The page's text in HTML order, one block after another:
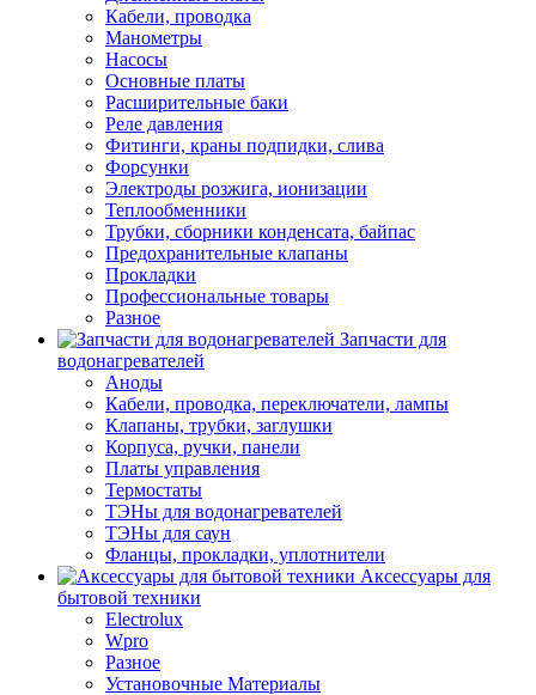
Кабели, проводка
Манометры
Насосы
Основные платы
Расширительные баки
Реле давления
Фитинги, краны подпидки, слива
Форсунки
Электроды розжига, ионизации
Теплообменники
Трубки, сборники конденсата, байпас
Предохранительные клапаны
Прокладки
Профессиональные товары
Разное
Запчасти для
водонагревателей
Аноды
Кабели, проводка, переключатели, лампы
Клапаны, трубки, заглушки
Корпуса, ручки, панели
Платы управления
Термостаты
ТЭНы для водонагревателей
ТЭНы для саун
Фланцы, прокладки, уплотнители
Аксессуары для
бытовой техники
Electrolux
Wpro
Разное
Установочные Материалы